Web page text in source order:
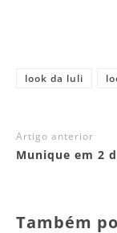
look da luli
Artigo anterior
Munique em 2
Também